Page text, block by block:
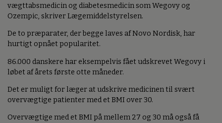
vægttabsmedicin og diabetesmedicin som Wegovy og
Ozempic, skriver Lægemiddelstyrelsen.
De to præparater, der begge laves af Novo Nordisk, har
hurtigt opnået popularitet.
86.000 danskere har eksempelvis fået udskrevet Wegovy i
løbet af årets første otte måneder.
Det er muligt for læger at udskrive medicinen til svært
overvægtige patienter med et BMI over 30.
Overvægtige med et BMI på mellem 27 og 30 må også få